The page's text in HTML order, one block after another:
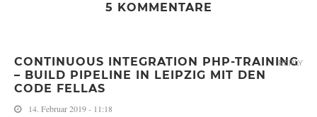
5 KOMMENTARE
CONTINUOUS INTEGRATION PHP-TRAINING
– BUILD PIPELINE IN LEIPZIG MIT DEN
CODE FELLAS
14. Februar 2019 - 11:18
REPLY